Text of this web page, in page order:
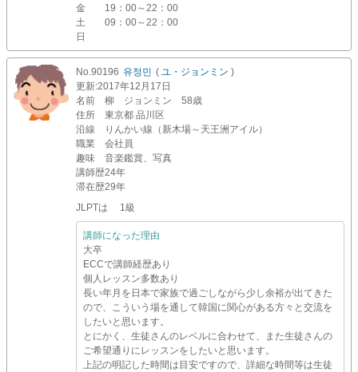
金
19：00～22：00
土
09：00～22：00
日
No.90196 유정민 ( ユ・ジョンミン )
更新:2017年12月17日
名前
柳 ジョンミン 58歳
住所
東京都 品川区
沿線
りんかい線（新木場～天王洲アイル）
職業
会社員
趣味
音楽鑑賞、写真
講師歴24年
滞在歴29年
JLPTは 1級
講師になった理由
大卒
ECCで講師経歴あり
個人レッスン多数あり
長い年月を日本で家族で過ごしながら少し余裕が出てきた
ので、こういう場を通して韓国に関心がある方々と交流を
したいと思います。
とにかく、生徒さんのレベルに合わせて、また生徒さんの
ご希望通りにレッスンをしたいと思います。
上記の明記した時間は目安ですので、詳細な時間等は生徒